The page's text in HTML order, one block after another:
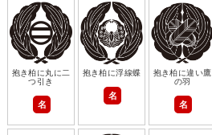
抱き柏に丸に二
つ引き
名
抱き柏に浮線蝶
名
抱き柏に違い鷹
の羽
名